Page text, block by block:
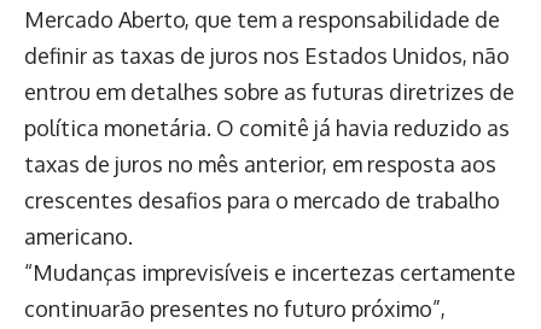
Mercado Aberto, que tem a responsabilidade de
definir as taxas de juros nos Estados Unidos, não
entrou em detalhes sobre as futuras diretrizes de
política monetária. O comitê já havia reduzido as
taxas de juros no mês anterior, em resposta aos
crescentes desafios para o mercado de trabalho
americano.
“Mudanças imprevisíveis e incertezas certamente
continuarão presentes no futuro próximo”,